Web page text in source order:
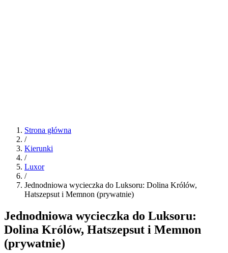
Strona główna
/
Kierunki
/
Luxor
/
Jednodniowa wycieczka do Luksoru: Dolina Królów,
Hatszepsut i Memnon (prywatnie)
Jednodniowa wycieczka do Luksoru:
Dolina Królów, Hatszepsut i Memnon
(prywatnie)